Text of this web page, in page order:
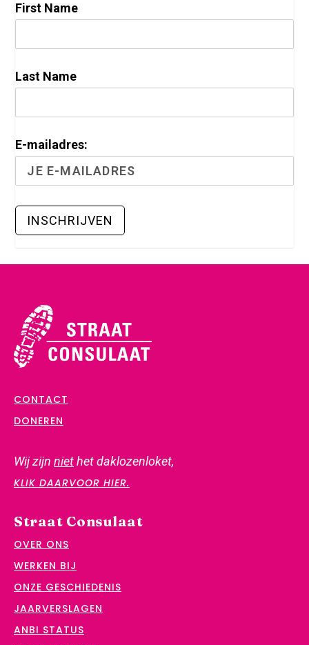
First Name
Last Name
E-mailadres:
CONTACT
DONEREN
Wij zijn niethet daklozenloket,
KLIK DAARVOOR HIER.
Straat Consulaat
OVER ONS
WERKEN BIJ
ONZE GESCHIEDENIS
JAARVERSLAGEN
ANBI STATUS